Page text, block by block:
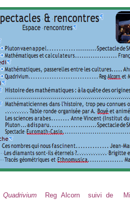
Quadrivium Reg Alcorn suivi de